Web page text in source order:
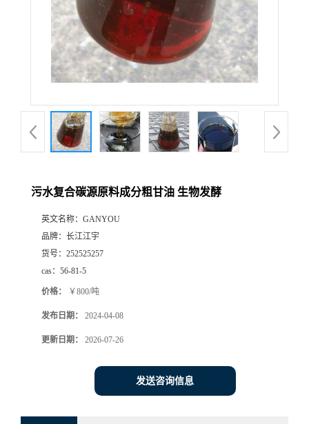
污水复合碳源原料成分粗甘油 生物发酵
英文名称： GANYOU
品牌： 长江江宇
货号： 252525257
cas： 56-81-5
价格： ￥800/吨
发布日期： 2024-04-08
更新日期： 2026-07-26
发送咨询信息